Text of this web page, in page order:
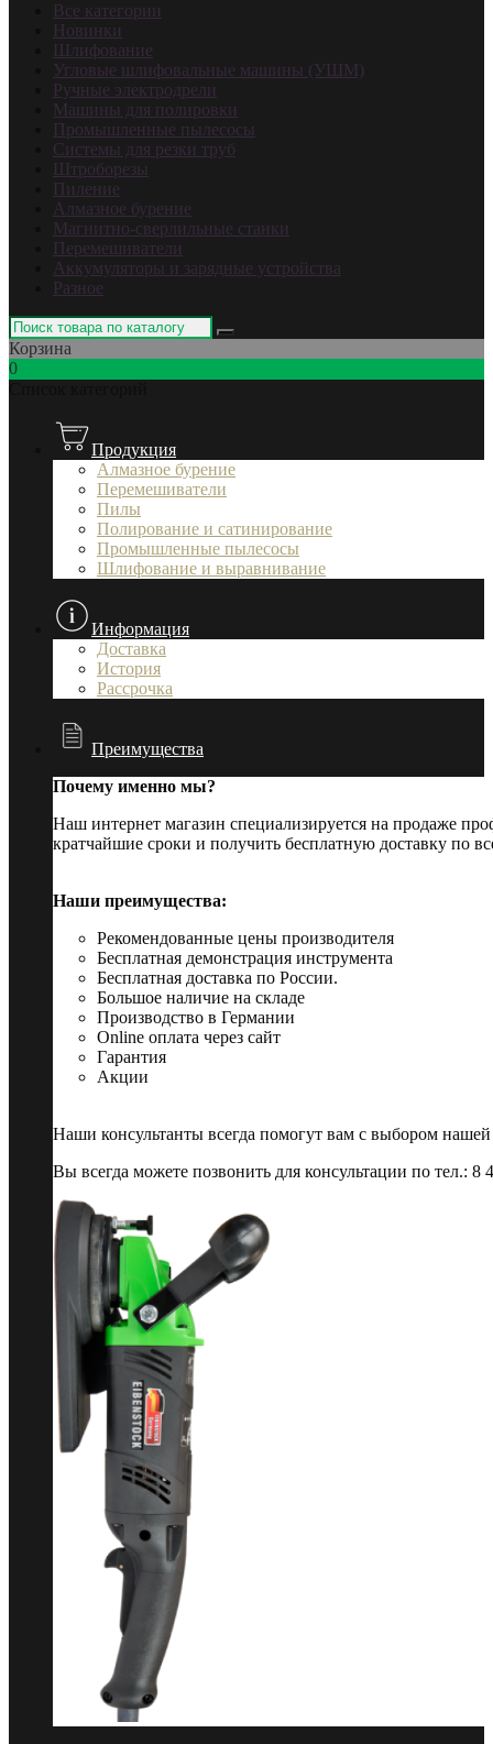
Все категории
Новинки
Шлифование
Угловые шлифовальные машины (УШМ)
Ручные электродрели
Машины для полировки
Промышленные пылесосы
Системы для резки труб
Штроборезы
Пиление
Алмазное бурение
Магнитно-сверлильные станки
Перемешиватели
Аккумуляторы и зарядные устройства
Разное
Корзина
0
Продукция
Алмазное бурение
Перемешиватели
Пилы
Полирование и сатинирование
Промышленные пылесосы
Шлифование и выравнивание
Информация
Доставка
История
Рассрочка
Преимущества
Почему именно мы?
Наш интернет магазин специализируется на продаже
кратчайшие сроки и получить бесплатную доставку по
Наши преимущества:
Рекомендованные цены производителя
Бесплатная демонстрация инструмента
Бесплатная доставка по России.
Большое наличие на складе
Производство в Германии
Online оплата через сайт
Гарантия
Акции
Наши консультанты всегда помогут вам с выбором
Вы всегда можете позвонить для консультации по тел.: